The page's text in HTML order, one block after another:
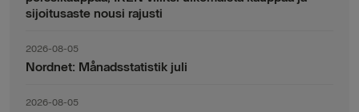
sijoitusaste nousi rajusti
2026-08-05
Nordnet: Månadsstatistik juli
2026-08-05